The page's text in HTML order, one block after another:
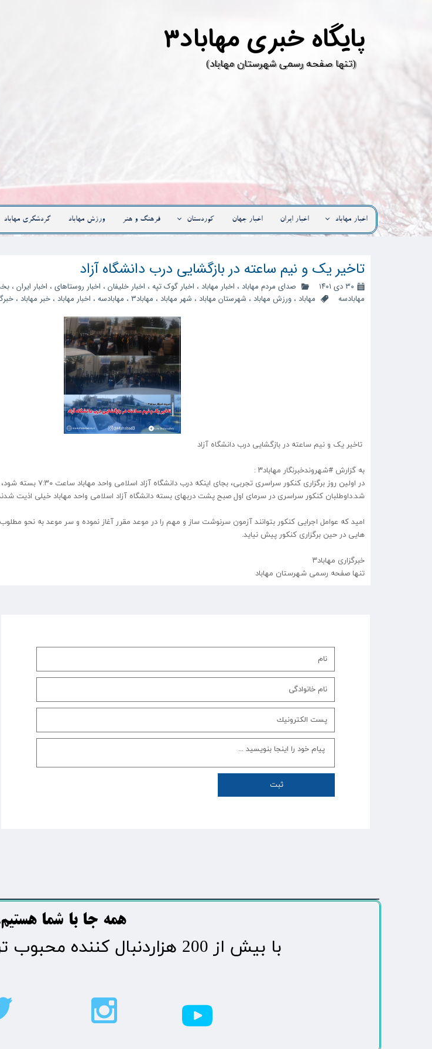
پ
​(تنها صفحه رسمی شهرستان مهاباد)
اخبار مهاباد اخبار ایران اخبار جهان کوردستان فرهنگ و هنر ورزش مهاباد گردشگری مهاباد
تاخیر یک و نیم ساعته در بازگشایی درب دانشگاه آزاد
۳۰ دی ۱۴۰۱ صدای مردم مهاباد ، اخبار مهاباد ، اخبار گوک تپه ، اخبار خلیفان ، اخبار روستاهای ، اخبار ایران ،
مهابادسه
مهاباد ،ورزش مهاباد ، شهرستان مهاباد ، شهر مهاباد ، مهاباد3 ، مهابادسه ، اخبار مهاباد ،خبر مهاباد ،
تاخیر یک و نیم ساعته در بازگشایی درب دانشگاه آزاد
به گزارش #شهروندخبرنگار مهاباد۳ :
شد.داوطلبان کنکور سراسری در سرمای اول صبح پشت دربهای بسته دانشگاه آزاد اسلامی واحد مهاباد خیلی اذیت
امید که عوامل اجرایی کنکور بتوانند آزمون سرنوشت ساز و مهم را در موعد مقرر آغاز نموده و سر موعد به نحو
هایی در حین برگزاری کنکور پیش نیاید.
خبرگزاری مهاباد۳
تنها صفحه رسمی شهرستان مهاباد
ثبت
​​​همه جا با شما
​با بیش از 200 هزاردنبال کننده محبوب ترین رسانه مردمی شهر مهاباد​​​​​​​​​​​​​​